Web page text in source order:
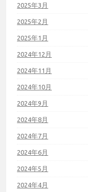
2025年3月
2025年2月
2025年1月
2024年12月
2024年11月
2024年10月
2024年9月
2024年8月
2024年7月
2024年6月
2024年5月
2024年4月